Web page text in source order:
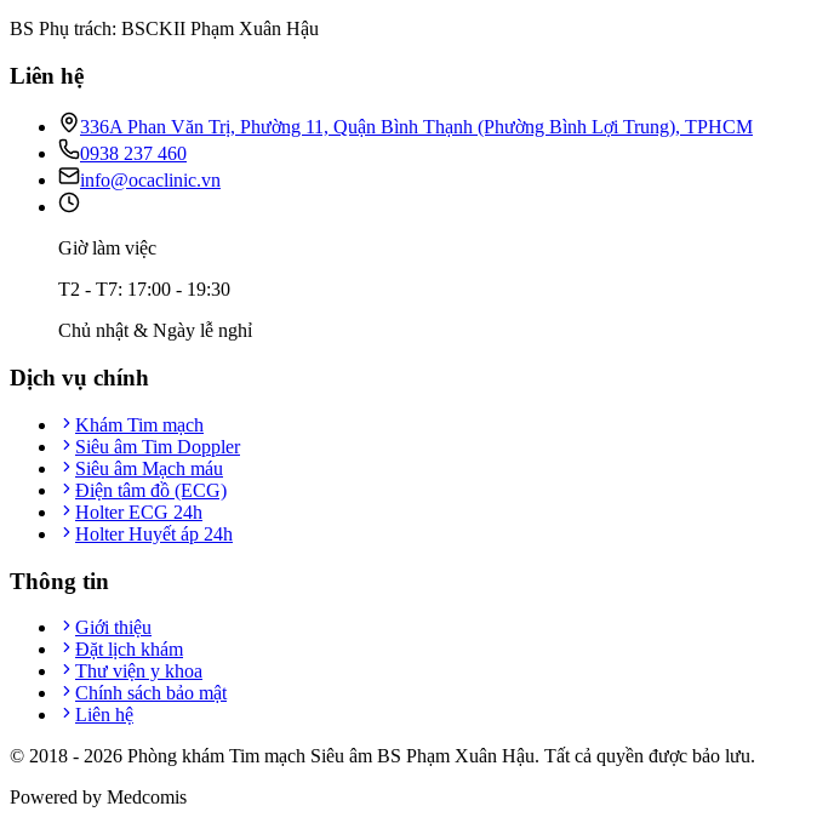
BS Phụ trách: BSCKII Phạm Xuân Hậu
Liên hệ
336A Phan Văn Trị, Phường 11, Quận Bình Thạnh (Phường Bình Lợi Trung), TPHCM
0938 237 460
info@ocaclinic.vn
Giờ làm việc
T2 - T7: 17:00 - 19:30
Chủ nhật & Ngày lễ nghỉ
Dịch vụ chính
Khám Tim mạch
Siêu âm Tim Doppler
Siêu âm Mạch máu
Điện tâm đồ (ECG)
Holter ECG 24h
Holter Huyết áp 24h
Thông tin
Giới thiệu
Đặt lịch khám
Thư viện y khoa
Chính sách bảo mật
Liên hệ
© 2018 - 2026 Phòng khám Tim mạch Siêu âm BS Phạm Xuân Hậu. Tất cả quyền được bảo lưu.
Powered by Medcomis